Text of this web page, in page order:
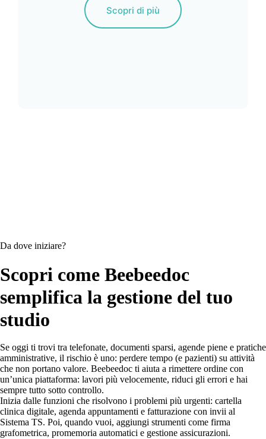
Scopri di più
Da dove iniziare?
Scopri come Beebeedoc
semplifica la gestione del tuo
studio
Se oggi ti trovi tra telefonate, documenti sparsi, agende piene e pratiche
amministrative, il rischio è uno: perdere tempo (e pazienti) su attività
che non portano valore. Beebeedoc ti aiuta a rimettere ordine con
un’unica piattaforma: lavori più velocemente, riduci gli errori e hai
sempre tutto sotto controllo.
Inizia dalle funzioni che risolvono i problemi più urgenti: cartella
clinica digitale, agenda appuntamenti e fatturazione con invii al
Sistema TS. Poi, quando vuoi, aggiungi strumenti come firma
grafometrica, promemoria automatici e gestione assicurazioni.